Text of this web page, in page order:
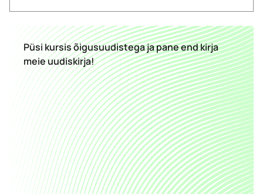
Püsi kursis õigusuudistega ja pane end kirja
meie uudiskirja!